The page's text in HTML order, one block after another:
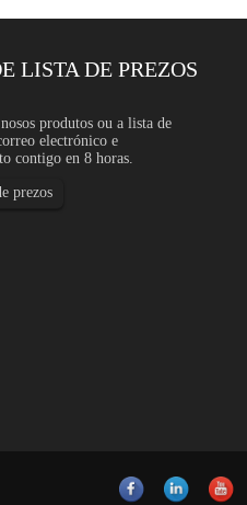
LISTA DE PREZOS
produtos ou a lista de
electrónico e
contigo en 8 horas.
prezos
aceiro inoxidable: Pedidos...
de aceiro inoxidable significa
tiras, arames ou perfís especiais en